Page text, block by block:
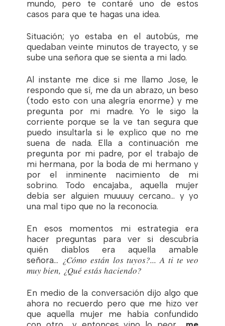
mundo, pero te contaré uno de estos
casos para que te hagas una idea.
Situación; yo estaba en el autobús, me
quedaban veinte minutos de trayecto, y se
sube una señora que se sienta a mi lado.
Al instante me dice si me llamo Jose, le
respondo que sí, me da un abrazo, un beso
(todo esto con una alegría enorme) y me
pregunta por mi madre. Yo le sigo la
corriente porque se la ve tan segura que
puedo insultarla si le explico que no me
suena de nada. Ella a continuación me
pregunta por mi padre, por el trabajo de
mi hermana, por la boda de mi hermano y
por el inminente nacimiento de mi
sobrino. Todo encajaba., aquella mujer
debía ser alguien muuuuy cercano… y yo
una mal tipo que no la reconocía.
En esos momentos mi estrategia era
hacer preguntas para ver si descubría
quién diablos era aquella amable
señora… ¿Cómo están los tuyos?... A ti te veo
muy bien, ¿Qué estás haciendo?
En medio de la conversación dijo algo que
ahora no recuerdo pero que me hizo ver
que aquella mujer me había confundido